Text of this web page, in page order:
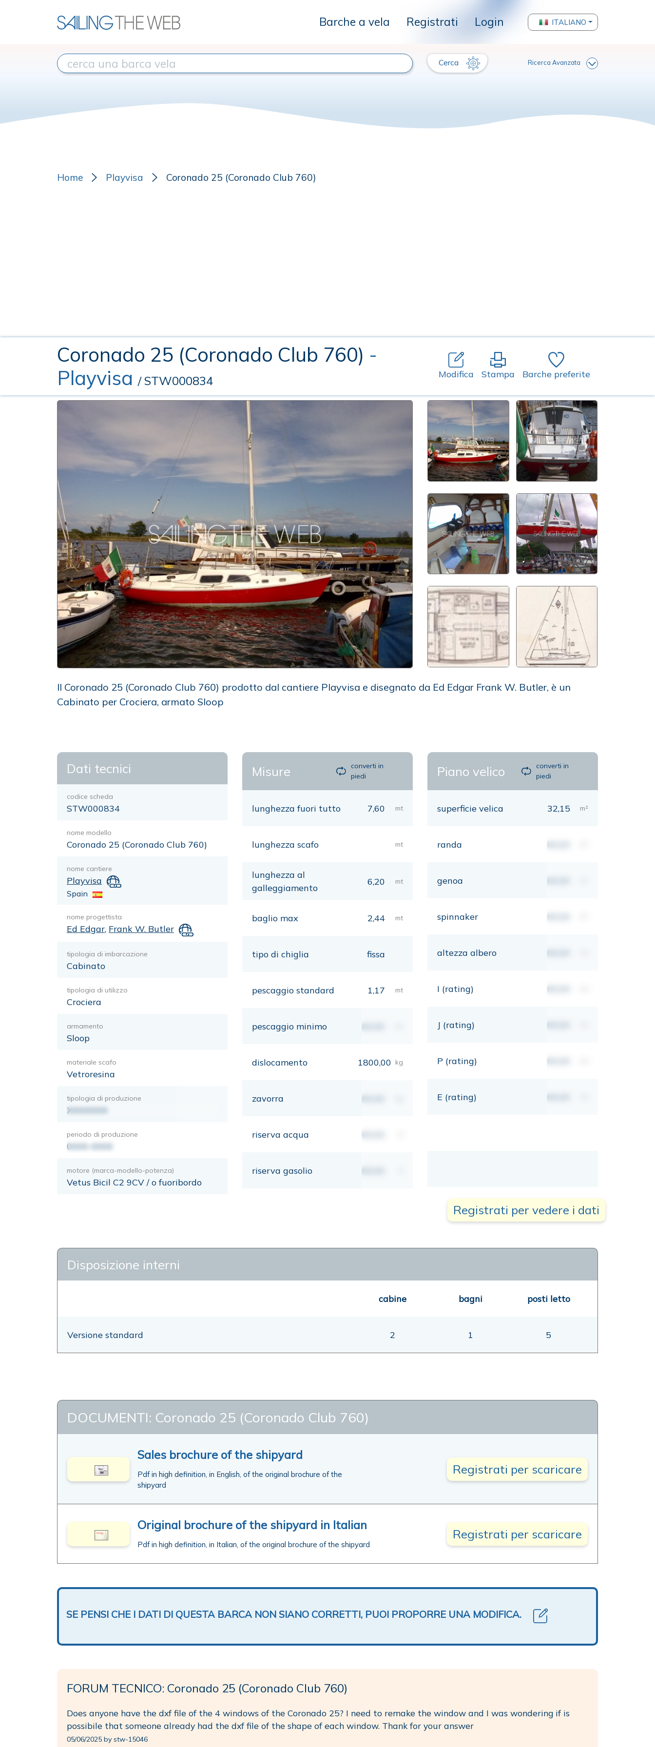
Barche a vela Registrati Login ITALIANO
Cerca Ricerca Avanzata
Home Playvisa Coronado 25 (Coronado Club 760)
Coronado 25 (Coronado Club 760) -
Playvisa / STW000834 Modifica Stampa Barche preferite
Il Coronado 25 (Coronado Club 760) prodotto dal cantiere Playvisa e disegnato da Ed Edgar Frank W. Butler, è un
Cabinato per Crociera, armato Sloop
Dati tecnici
codice scheda
STW000834
nome modello
Coronado 25 (Coronado Club 760)
nome cantiere
Playvisa
Spain
nome progettista
Ed Edgar, Frank W. Butler
tipologia di imbarcazione
Cabinato
tipologia di utilizzo
Crociera
armamento
Sloop
materiale scafo
Vetroresina
tipologia di produzione
XXXXXXX
periodo di produzione
0000-0000
motore (marca-modello-potenza)
Vetus Bicil C2 9CV / o fuoribordo
Misure
converti in
piedi
lunghezza fuori tutto 7,60 mt
lunghezza scafo mt
lunghezza al
galleggiamento
6,20 mt
baglio max 2,44 mt
tipo di chiglia fissa
pescaggio standard 1,17 mt
pescaggio minimo 00,00
dislocamento 1800,00 kg
zavorra 00,00
riserva acqua 00,00
riserva gasolio 00,00
Piano velico
converti in
piedi
superficie velica 32,15 m²
randa 00,00
genoa 00,00
spinnaker 00,00
altezza albero 00,00
I (rating) 00,00
J (rating) 00,00
P (rating) 00,00
E (rating) 00,00
Registrati per vedere i dati
Disposizione interni
cabine bagni posti letto
Versione standard 2 1 5
DOCUMENTI: Coronado 25 (Coronado Club 760)
Sales brochure of the shipyard
Pdf in high definition, in English, of the original brochure of the
shipyard
Registrati per scaricare
Original brochure of the shipyard in Italian
Pdf in high definition, in Italian, of the original brochure of the shipyard
Registrati per scaricare
SE PENSI CHE I DATI DI QUESTA BARCA NON SIANO CORRETTI, PUOI PROPORRE UNA MODIFICA.
FORUM TECNICO: Coronado 25 (Coronado Club 760)
Does anyone have the dxf file of the 4 windows of the Coronado 25? I need to remake the window and I was wondering if is
possibile that someone already had the dxf file of the shape of each window. Thank for your answer
05/06/2025 by stw-15046